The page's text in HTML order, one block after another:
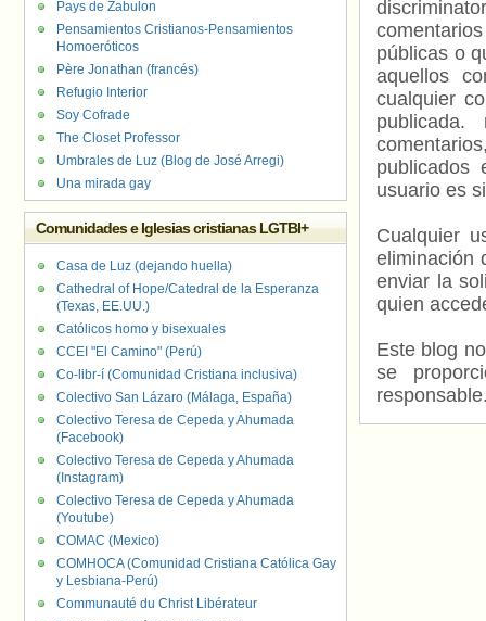
públicas o
aquellos
cualquier
usuario es
Cualquier
eliminación
enviar la
quien
Este blog
se
Pays de Zabulon
Pensamientos Cristianos-Pensamientos
Homoeróticos
Père Jonathan (francés)
Refugio Interior
Soy Cofrade
The Closet Professor
Umbrales de Luz (Blog de José Arregi)
Una mirada gay
Comunidades e Iglesias cristianas LGTBI+
Casa de Luz (dejando huella)
Cathedral of Hope/Catedral de la Esperanza
(Texas, EE.UU.)
Católicos homo y bisexuales
CCEI "El Camino" (Perú)
Co-libr-í (Comunidad Cristiana inclusiva)
Colectivo San Lázaro (Málaga, España)
Colectivo Teresa de Cepeda y Ahumada
(Facebook)
Colectivo Teresa de Cepeda y Ahumada
(Instagram)
Colectivo Teresa de Cepeda y Ahumada
(Youtube)
COMAC (Mexico)
COMHOCA (Comunidad Cristiana Católica Gay
y Lesbiana-Perú)
Communauté du Christ Libérateur